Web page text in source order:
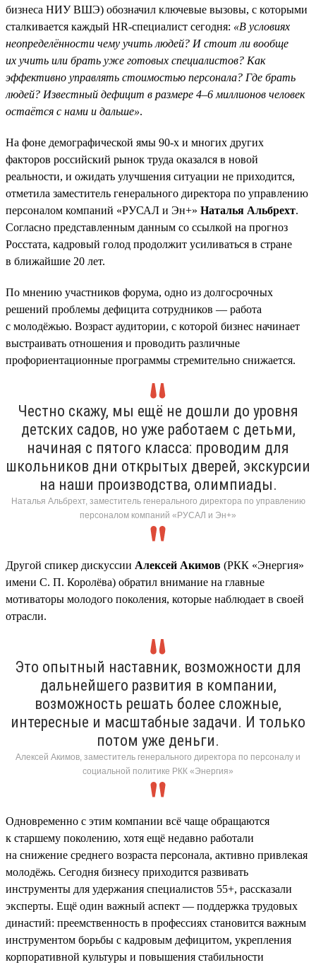
бизнеса НИУ ВШЭ) обозначил ключевые вызовы, с которыми
сталкивается каждый HR-специалист сегодня: «В условиях
неопределённости чему учить людей? И стоит ли вообще
их учить или брать уже готовых специалистов? Как
эффективно управлять стоимостью персонала? Где брать
людей? Известный дефицит в размере 4–6 миллионов человек
остаётся с нами и дальше».
На фоне демографической ямы 90-х и многих других
факторов российский рынок труда оказался в новой
реальности, и ожидать улучшения ситуации не приходится,
отметила заместитель генерального директора по управлению
персоналом компаний «РУСАЛ и Эн+» Наталья Альбрехт.
Согласно представленным данным со ссылкой на прогноз
Росстата, кадровый голод продолжит усиливаться в стране
в ближайшие 20 лет.
По мнению участников форума, одно из долгосрочных
решений проблемы дефицита сотрудников — работа
с молодёжью. Возраст аудитории, с которой бизнес начинает
выстраивать отношения и проводить различные
профориентационные программы стремительно снижается.
Честно скажу, мы ещё не дошли до уровня
детских садов, но уже работаем с детьми,
начиная с пятого класса: проводим для
школьников дни открытых дверей, экскурсии
на наши производства, олимпиады.
Наталья Альбрехт, заместитель генерального директора по управлению
персоналом компаний «РУСАЛ и Эн+»
Другой спикер дискуссии Алексей Акимов (РКК «Энергия»
имени С. П. Королёва) обратил внимание на главные
мотиваторы молодого поколения, которые наблюдает в своей
отрасли.
Это опытный наставник, возможности для
дальнейшего развития в компании,
возможность решать более сложные,
интересные и масштабные задачи. И только
потом уже деньги.
Алексей Акимов, заместитель генерального директора по персоналу и
социальной политике РКК «Энергия»
Одновременно с этим компании всё чаще обращаются
к старшему поколению, хотя ещё недавно работали
на снижение среднего возраста персонала, активно привлекая
молодёжь. Сегодня бизнесу приходится развивать
инструменты для удержания специалистов 55+, рассказали
эксперты. Ещё один важный аспект — поддержка трудовых
династий: преемственность в профессиях становится важным
инструментом борьбы с кадровым дефицитом, укрепления
корпоративной культуры и повышения стабильности